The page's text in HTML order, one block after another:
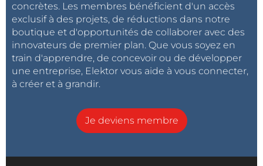
concrètes. Les membres bénéficient d'un accès
exclusif à des projets, de réductions dans notre
boutique et d'opportunités de collaborer avec des
innovateurs de premier plan. Que vous soyez en
train d'apprendre, de concevoir ou de développer
une entreprise, Elektor vous aide à vous connecter,
à créer et à grandir.
Je deviens membre